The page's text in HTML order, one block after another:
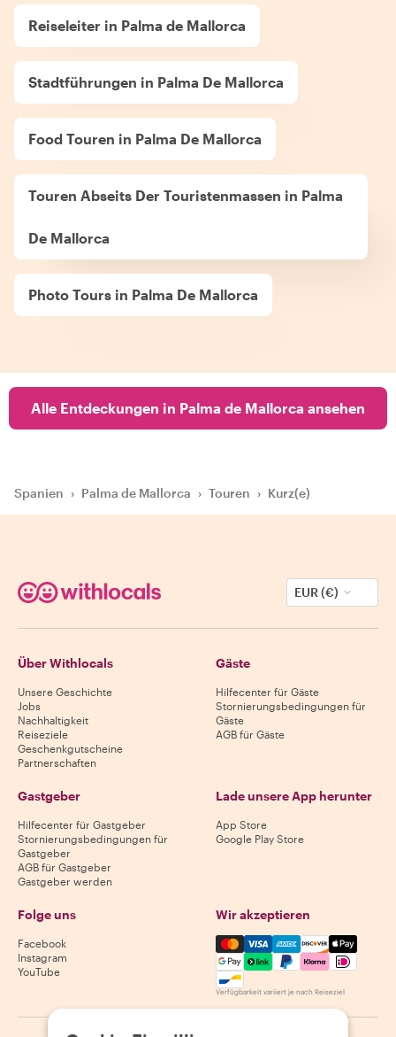
Reiseleiter in Palma de Mallorca
Stadtführungen in Palma De Mallorca
Food Touren in Palma De Mallorca
Touren Abseits Der Touristenmassen in Palma
De Mallorca
Photo Tours in Palma De Mallorca
Alle Entdeckungen in Palma de Mallorca ansehen
Spanien › Palma de Mallorca › Touren › Kurz(e)
EUR (€)
Über Withlocals
Unsere Geschichte
Jobs
Nachhaltigkeit
Reiseziele
Geschenkgutscheine
Partnerschaften
Gäste
Hilfecenter für Gäste
Stornierungsbedingungen für
Gäste
AGB für Gäste
Gastgeber
Hilfecenter für Gastgeber
Stornierungsbedingungen für
Gastgeber
AGB für Gastgeber
Gastgeber werden
Lade unsere App herunter
App Store
Google Play Store
Folge uns
Facebook
Instagram
YouTube
Wir akzeptieren
Mastercard, Visa, Amex,
Verfügbarkeit variiert je nach Reiseziel